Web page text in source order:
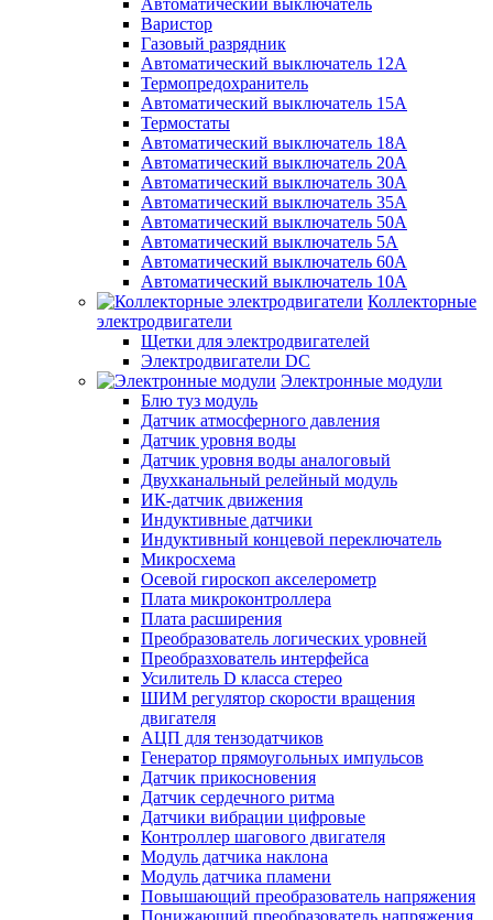
Автоматический выключатель
Варистор
Газовый разрядник
Автоматический выключатель 12А
Термопредохранитель
Автоматический выключатель 15А
Термостаты
Автоматический выключатель 18А
Автоматический выключатель 20А
Автоматический выключатель 30А
Автоматический выключатель 35А
Автоматический выключатель 50А
Автоматический выключатель 5А
Автоматический выключатель 60А
Автоматический выключатель 10А
Коллекторные
электродвигатели
Щетки для электродвигателей
Электродвигатели DC
Электронные модули
Блю туз модуль
Датчик атмосферного давления
Датчик уровня воды
Датчик уровня воды аналоговый
Двухканальный релейный модуль
ИК-датчик движения
Индуктивные датчики
Индуктивный концевой переключатель
Микросхема
Осевой гироскоп акселерометр
Плата микроконтроллера
Плата расширения
Преобразователь логических уровней
Преобразхователь интерфейса
Усилитель D класса стерео
ШИМ регулятор скорости вращения
двигателя
АЦП для тензодатчиков
Генератор прямоугольных импульсов
Датчик прикосновения
Датчик сердечного ритма
Датчики вибрации цифровые
Контроллер шагового двигателя
Модуль датчика наклона
Модуль датчика пламени
Повышающий преобразователь напряжения
Понижающий преобразователь напряжения